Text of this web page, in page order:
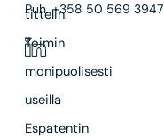
Puh. +358 50 569 3947
tittelin.
Toimin
monipuolisesti
useilla
Espatentin